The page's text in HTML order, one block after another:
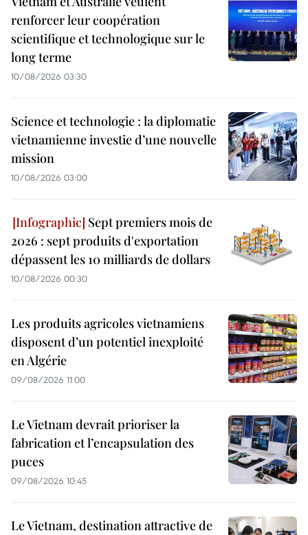
renforcer leur coopération
scientifique et technologique sur le
long terme
10/08/2026 03:30
Science et technologie : la diplomatie
vietnamienne investie d’une nouvelle
mission
10/08/2026 03:00
Sept premiers mois de
2026 : sept produits d'exportation
dépassent les 10 milliards de dollars
10/08/2026 00:30
Les produits agricoles vietnamiens
disposent d’un potentiel inexploité
en Algérie
09/08/2026 11:00
Le Vietnam devrait prioriser la
fabrication et l’encapsulation des
puces
09/08/2026 10:45
Le Vietnam, destination attractive de